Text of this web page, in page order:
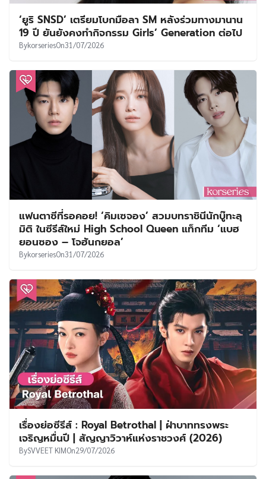
‘ยูริ SNSD’ เตรียมโบกมือลา SM หลังร่วมทางมานาน
19 ปี ยันยังคงทำกิจกรรม Girls’ Generation ต่อไป
BykorseriesOn31/07/2026
แฟนตาซีที่รอคอย! ‘คิมเซจอง’ สวมบทราชินีนักบู๊ทะลุ
มิติ ในซีรีส์ใหม่ High School Queen แท็กทีม ‘แบฮ
ยอนซอง – โจฮันกยอล’
BykorseriesOn31/07/2026
เรื่องย่อซีรีส์ : Royal Betrothal | ฝ่าบาททรงพระ
เจริญหมื่นปี | สัญญาวิวาห์แห่งราชวงศ์ (2026)
BySVVEET KIMOn29/07/2026